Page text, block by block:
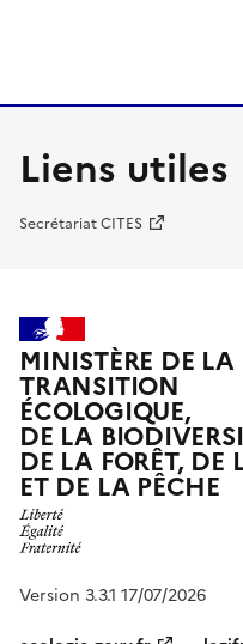
Liens utiles
Secrétariat CITES
MINISTÈRE DE LA
TRANSITION
ÉCOLOGIQUE,
DE LA
DE LA FORÊT, DE
ET DE LA PÊCHE
Version 3.3.1 17/07/2026